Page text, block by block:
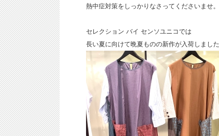
熱中症対策をしっかりなさってくださいませ。
セレクション バイ センソユニコでは
長い夏に向けて晩夏ものの新作が入荷しまし